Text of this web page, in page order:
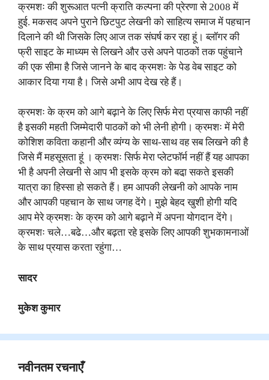
क्रमशः की शुरूआत पत्नी क्राति कल्पना की प्रेरणा से 2008 में
हुई. मकसद अपने पुराने छिटपुट लेखनी को साहित्य समाज में पहचान
दिलाने की थी जिसके लिए आज तक संघर्ष कर रहा हूं। ब्लॉगर की
फ्री साइट के माध्यम से लिखने और उसे अपने पाठकों तक पहुंचाने
की एक सीमा है जिसे जानने के बाद क्रमशः के पेड वेब साइट को
आकार दिया गया है। जिसे अभी आप देख रहे हैं।
क्रमशः के क्रम को आगे बढ़ाने के लिए सिर्फ मेरा प्रयास काफी नहीं
है इसकी महती जिम्मेदारी पाठकों को भी लेनी होगी। क्रमशः में मेरी
कोशिश कविता कहानी और व्यंग्य के साथ-साथ वह सब लिखने की है
जिसे मैं महसूसता हूं । क्रमशः सिर्फ मेरा प्लेटफॉर्म नहीं हैं यह आपका
भी है अपनी लेखनी से आप भी इसके क्रम को बढा़ सकते इसकी
यात्रा का हिस्सा हो सकते हैं। हम आपकी लेखनी को आपके नाम
और आपकी पहचान के साथ जगह देंगे। मुझे बेहद खुशी होगी यदि
आप मेरे क्रमशः के क्रम को आगे बढ़ाने में अपना योगदान देंगे।
क्रमशः चले…बढे…और बढ़ता रहे इसके लिए आपकी शुभकामनाओं
के साथ प्रयास करता रहुंगा…
सादर
मुकेश कुमार
नवीनतम रचनाएँ